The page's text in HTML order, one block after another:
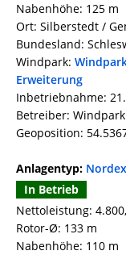
Nabenhöhe: 125 m
Ort: Silberstedt /
Bundesland:
Windpark:
Erweiterung
Inbetriebnahme:
Betreiber:
Geoposition:
Anlagentyp:
In Betrieb
Nettoleistung:
Rotor-Ø: 133 m
Nabenhöhe: 110 m